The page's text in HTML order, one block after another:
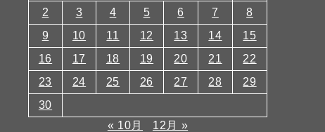
2
3 4 5 6 7
8
9
10 11 12 13 14
15
16
17 18 19 20 21
22
23
24 25 26 27 28
29
30
« 10月
12月 »